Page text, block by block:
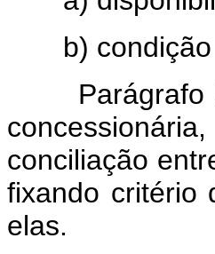
b) condição
Parágrafo
conciliação
fixando critério
elas.